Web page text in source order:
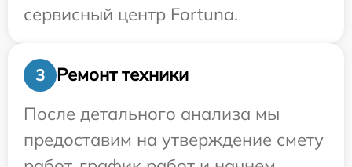
сервисный центр Fortuna.
3
Ремонт техники
После детального анализа мы
предоставим на утверждение смету